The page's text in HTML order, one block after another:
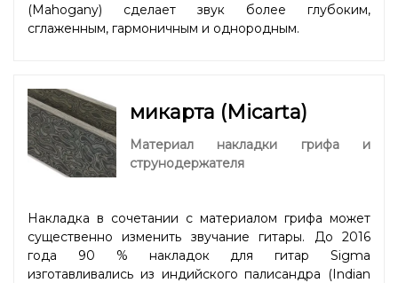
(Mahogany) сделает звук более глубоким,
сглаженным, гармоничным и однородным.
микарта (Micarta)
Материал накладки грифа и
струнодержателя
Накладка в сочетании с материалом грифа может
существенно изменить звучание гитары. До 2016
года 90 % накладок для гитар Sigma
изготавливались из индийского палисандра (Indian